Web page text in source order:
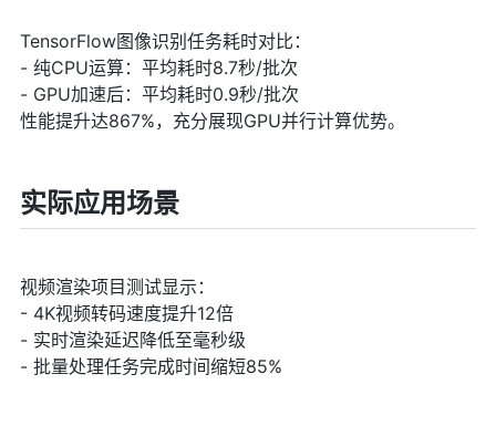
TensorFlow图像识别任务耗时对比：
- 纯CPU运算：平均耗时8.7秒/批次
- GPU加速后：平均耗时0.9秒/批次
性能提升达867%，充分展现GPU并行计算优势。
实际应用场景
视频渲染项目测试显示：
- 4K视频转码速度提升12倍
- 实时渲染延迟降低至毫秒级
- 批量处理任务完成时间缩短85%